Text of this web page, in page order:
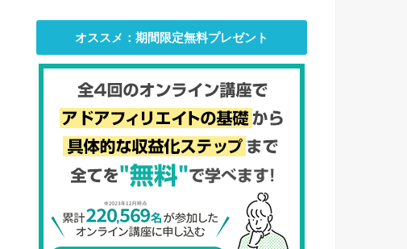
オススメ：期間限定無料プレゼント